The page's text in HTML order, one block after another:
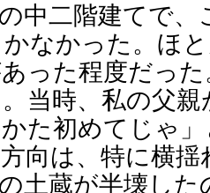
中二階建てで、
なかった。ほ
った程度だっ
当時、私の父
た初めてじゃ
向は、特に横
土蔵が半壊し